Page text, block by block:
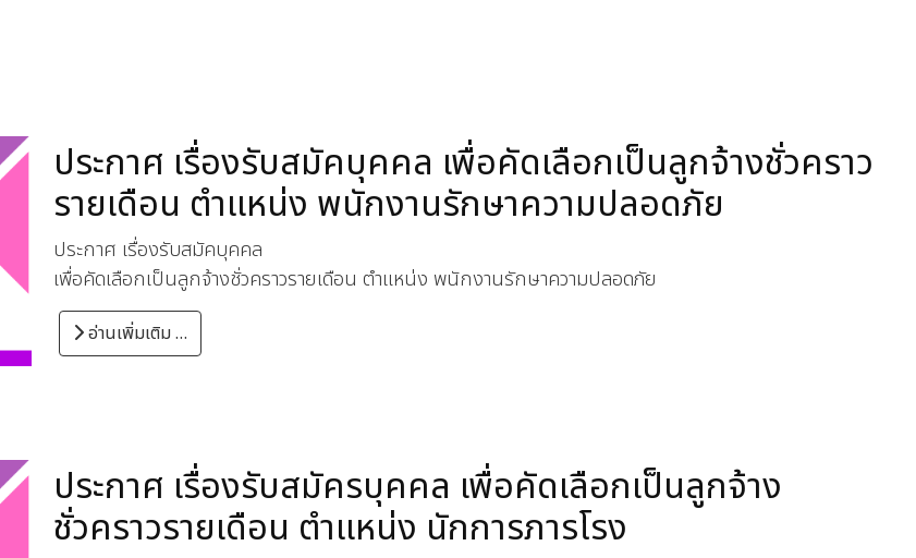
ประกาศ เรื่องรับสมัคบุคคล เพื่อคัดเลือกเป็นลูกจ้างชั่วคราว
รายเดือน ตำแหน่ง พนักงานรักษาความปลอดภัย
ประกาศ เรื่องรับสมัคบุคคล
เพื่อคัดเลือกเป็นลูกจ้างชั่วคราวรายเดือน ตำแหน่ง พนักงานรักษาความปลอดภัย
อ่านเพิ่มเติม …
ประกาศ เรื่องรับสมัครบุคคล เพื่อคัดเลือกเป็นลูกจ้าง
ชั่วคราวรายเดือน ตำแหน่ง นักการภารโรง